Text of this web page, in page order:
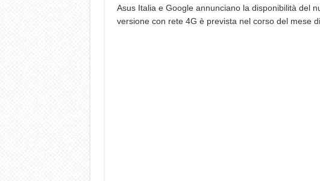
Asus Italia e Google annunciano la disponibilità del
versione con rete 4G è prevista nel corso del mese